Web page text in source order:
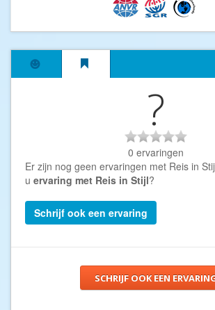
?
0 ervaringen
Er zijn nog geen ervaringen met Reis in
u ervaring met Reis in Stijl?
Schrijf ook een ervaring
SCHRIJF OOK EEN